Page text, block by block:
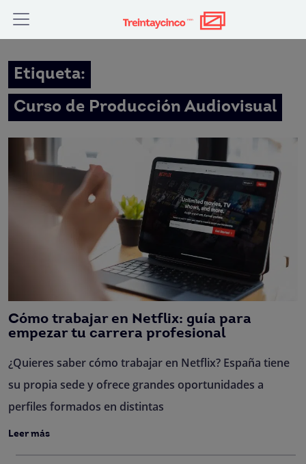
Etiqueta:
Curso de Producción Audiovisual
Cómo trabajar en Netflix: guía para
empezar tu carrera profesional
¿Quieres saber cómo trabajar en Netflix? España tiene
su propia sede y ofrece grandes oportunidades a
perfiles formados en distintas
Leer más